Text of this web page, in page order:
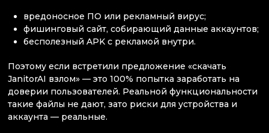
вредоносное ПО или рекламный вирус;
фишинговый сайт, собирающий данные аккаунтов;
бесполезный APK с рекламой внутри.
Поэтому если встретили предложение «скачать
JanitorAI взлом» — это 100% попытка заработать на
доверии пользователей. Реальной функциональности
такие файлы не дают, зато риски для устройства и
аккаунта — реальные.